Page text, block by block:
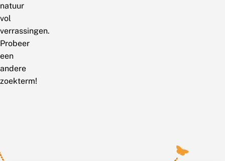
natuur
vol
verrassingen.
Probeer
een
andere
zoekterm!